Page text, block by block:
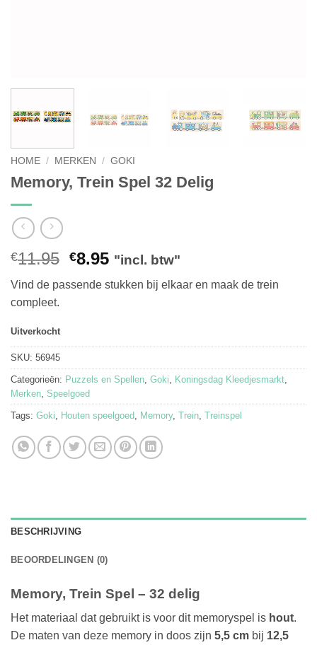
HOME / MERKEN / GOKI
Memory, Trein Spel 32 Delig
€11.95 Oorspronkelijke
was:
€8.95Huidige
is:
"incl. btw"
Vind de passende stukken bij elkaar en maak de trein
compleet.
Uitverkocht
SKU: 56945
Categorieën: Puzzels en Spellen Goki Koningsdag Kleedjesmarkt
Merken Speelgoed
Tags: Goki Houten speelgoed Memory, Trein Treinspel
BESCHRIJVING
BEOORDELINGEN (0)
Memory, Trein Spel – 32 delig
Het materiaal dat gebruikt is voor dit memoryspel is hout.
De maten van deze memory in doos zijn 5,5 cm bij 12,5